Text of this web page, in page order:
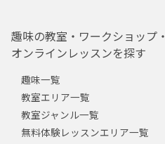
趣味の教室・ワークショップ・
オンラインレッスンを探す
趣味一覧
教室エリア一覧
教室ジャンル一覧
無料体験レッスンエリア一覧